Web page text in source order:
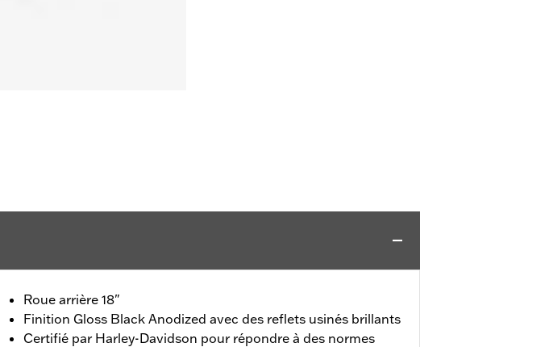
Roue arrière 18"
Finition Gloss Black Anodized avec des reflets usinés brillants
Certifié par Harley-Davidson pour répondre à des normes